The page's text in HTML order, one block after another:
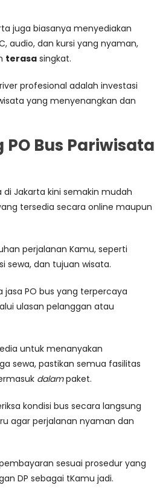
juga biasanya menyediakan
audio, dan kursi yang nyaman,
terasa singkat.
profesional adalah investasi
yang menyenangkan dan
Bus Pariwisata
di Jakarta kini semakin mudah
tersedia secara online maupun
perjalanan Kamu, seperti
sewa, dan tujuan wisata.
jasa PO bus yang terpercaya
ulasan pelanggan atau
untuk menanyakan
sewa, pastikan semua fasilitas
dalampaket.
kondisi bus secara langsung
agar perjalanan nyaman dan
sesuai prosedur yang
DP sebagai tKamu jadi.